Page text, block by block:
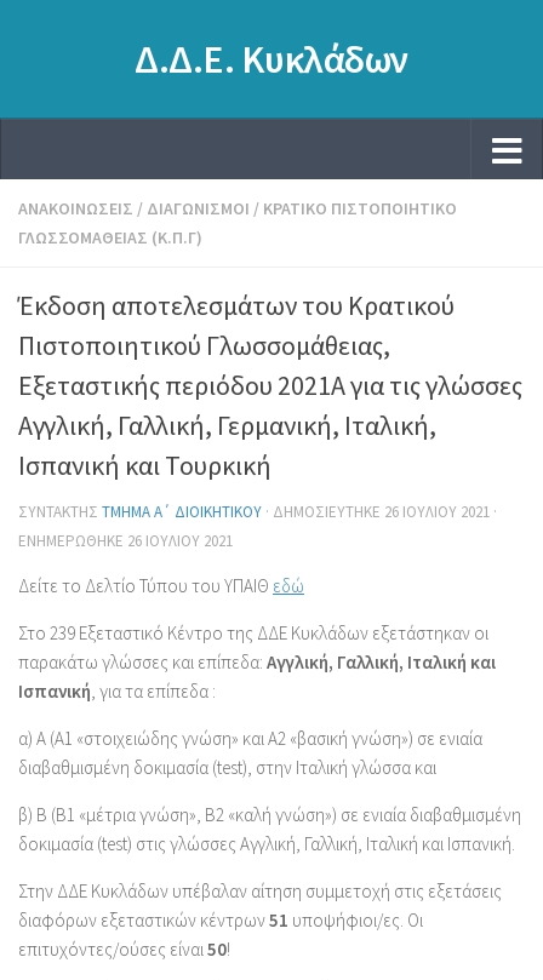
Δ.Δ.Ε. Κυκλάδων
ΑΝΑΚΟΙΝΏΣΕΙΣ / ΔΙΑΓΩΝΙΣΜΟΊ / ΚΡΑΤΙΚΌ ΠΙΣΤΟΠΟΙΗΤΙΚΌ
ΓΛΩΣΣΟΜΆΘΕΙΑΣ (Κ.Π.Γ)
Έκδοση αποτελεσμάτων του Κρατικού
Πιστοποιητικού Γλωσσομάθειας,
Εξεταστικής περιόδου 2021Α για τις γλώσσες
Αγγλική, Γαλλική, Γερμανική, Ιταλική,
Ισπανική και Τουρκική
ΣΥΝΤΆΚΤΗΣ ΤΜΉΜΑ Α΄ ΔΙΟΙΚΗΤΙΚΟΎ · ΔΗΜΟΣΙΕΎΤΗΚΕ 26 ΙΟΥΛΊΟΥ 2021 ·
ΕΝΗΜΕΡΏΘΗΚΕ 26 ΙΟΥΛΊΟΥ 2021
Δείτε το Δελτίο Τύπου του ΥΠΑΙΘ εδώ
Στο 239 Εξεταστικό Κέντρο της ΔΔΕ Κυκλάδων εξετάστηκαν οι
παρακάτω γλώσσες και επίπεδα: Αγγλική, Γαλλική, Ιταλική και
Ισπανική, για τα επίπεδα :
α) Α (Α1 «στοιχειώδης γνώση» και Α2 «βασική γνώση») σε ενιαία
διαβαθμισμένη δοκιμασία (test), στην Ιταλική γλώσσα και
β) Β (Β1 «μέτρια γνώση», Β2 «καλή γνώση») σε ενιαία διαβαθμισμένη
δοκιμασία (test) στις γλώσσες Αγγλική, Γαλλική, Ιταλική και Ισπανική.
Στην ΔΔΕ Κυκλάδων υπέβαλαν αίτηση συμμετοχή στις εξετάσεις
διαφόρων εξεταστικών κέντρων51 υποψήφιοι/ες. Οι
επιτυχόντες/ούσες είναι50!